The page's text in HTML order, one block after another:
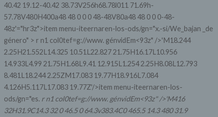
40.42 19.12-40.42 38.73V256h68.78l011 71.69h-
57.78V480H400a48 48 0 0 0 48-48V80a48 48 0 0 0-48-
48z'="hr3z">item menu-iteernaren-los-ods/gn="x.-si/We_bajan _de
género" > r n1 col0tef=g://www. génvidEm<93z" />'M18.244
2.25H21.552L14.325 10.51L22.827 21.75H16.17L10.956
14.933L4.99 21.75H1.68L9.41 12.915L1.254 2.25H8.08L12.793
8.481L18.244 2.25ZM17.083 19.77H18.916L7.084
4.126H5.117L17.083 19.77Z'/>item menu-iteernaren-los-
ods/gn="es. r n1 col0tef=g://www. génvidEm<93z" />'M416
32H31.9C14.3 32 0 46.5 0 64.3v383.4C0 465.5 14.3 480 31.9